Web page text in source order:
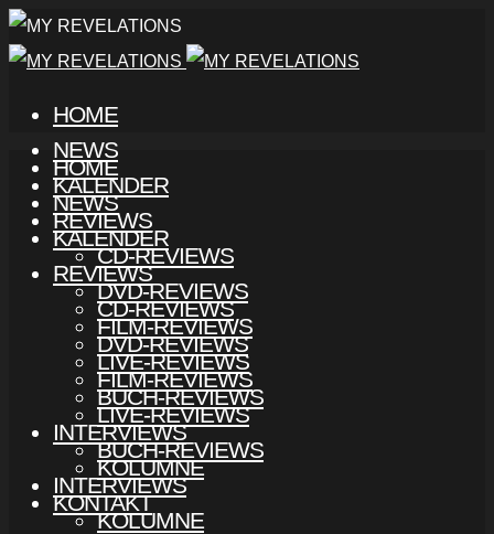
HOME
NEWS
KALENDER
REVIEWS
CD-REVIEWS
DVD-REVIEWS
FILM-REVIEWS
LIVE-REVIEWS
BUCH-REVIEWS
INTERVIEWS
KOLUMNE
KONTAKT
HOME
NEWS
KALENDER
REVIEWS
CD-REVIEWS
DVD-REVIEWS
FILM-REVIEWS
LIVE-REVIEWS
BUCH-REVIEWS
INTERVIEWS
KOLUMNE